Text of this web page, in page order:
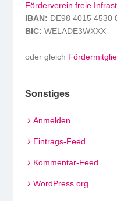
Förderverein freie
IBAN: DE98 4015 4530
BIC: WELADE3WXXX
oder gleich
Sonstiges
Anmelden
Eintrags-Feed
Kommentar-Feed
WordPress.org